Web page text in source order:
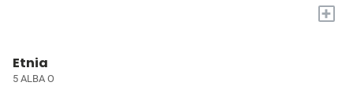
+
Etnia
5 ALBA O